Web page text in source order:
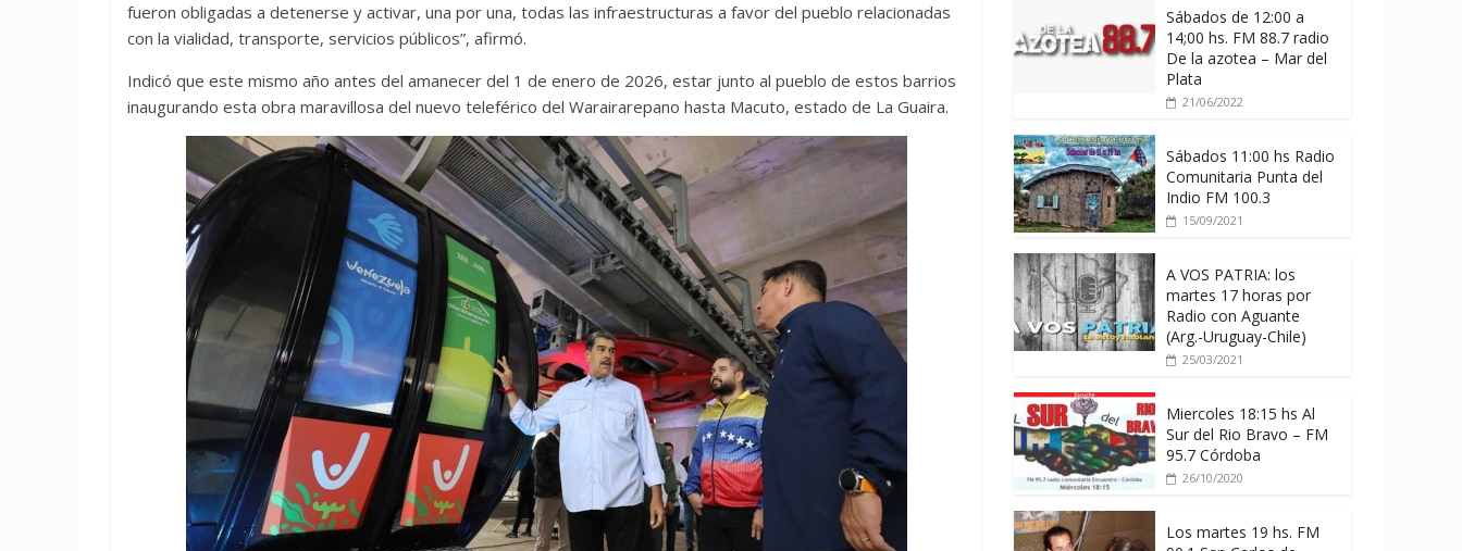
fueron obligadas a detenerse y activar, una por una, todas las infraestructuras a favor del pueblo relacionadas
con la vialidad, transporte, servicios públicos”, afirmó.
Indicó que este mismo año antes del amanecer del 1 de enero de 2026, estar junto al pueblo de estos barrios
inaugurando esta obra maravillosa del nuevo teleférico del Warairarepano hasta Macuto, estado de La Guaira.
Sábados de 12:00 a
14;00 hs. FM 88.7 radio
De la azotea – Mar del
Plata
21/06/2022
Sábados 11:00 hs Radio
Comunitaria Punta del
Indio FM 100.3
15/09/2021
A VOS PATRIA: los
martes 17 horas por
Radio con Aguante
(Arg.-Uruguay-Chile)
25/03/2021
Miercoles 18:15 hs Al
Sur del Rio Bravo – FM
95.7 Córdoba
26/10/2020
Los martes 19 hs. FM